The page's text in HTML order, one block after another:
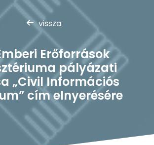
Szolgáltatások
Hírek
Partnerek
Kapcsolat
Keresés
vissza
Erőforrások
pályázati
„Civil Információs
cím elnyerésére